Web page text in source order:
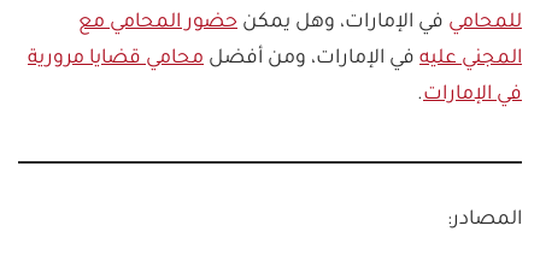
للمحامي في الإمارات، وهل يمكن حضور المحامي مع
المجني عليه في الإمارات، ومن أفضل محامي قضايا مرورية
في الإمارات.
المصادر: